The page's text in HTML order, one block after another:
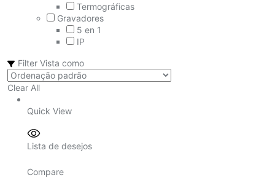
Termográficas
Gravadores
5 en 1
IP
Filter Vista como
Clear All
Quick View
Lista de desejos
Compare